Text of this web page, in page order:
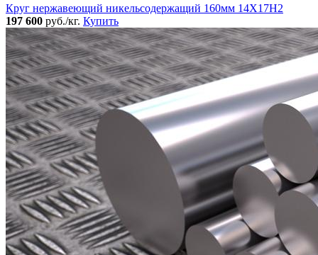
Круг нержавеющий никельсодержащий 160мм 14Х17Н2
197 600 руб./кг. Купить